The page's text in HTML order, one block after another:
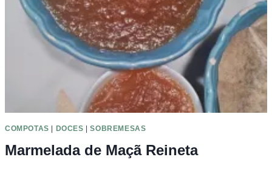
COMPOTAS DOCES |SOBREMESAS
Marmelada de Maçã Reineta